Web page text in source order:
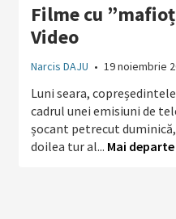
Filme cu
Video
Narcis DAJU • 19 noiembrie
Luni seara,
cadrul unei emisiuni de
șocant petrecut
doilea tur al... Mai departe